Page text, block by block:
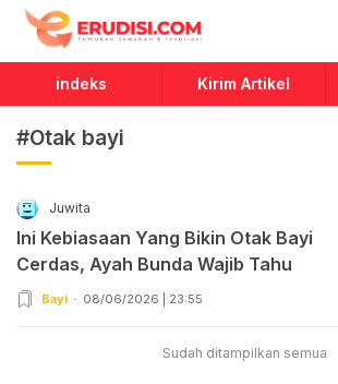
Erudisi
Temukan Jawaban dan Inspirasi
indeks Kirim Artikel
#Otak bayi
Juwita
Ini Kebiasaan Yang Bikin Otak Bayi
Cerdas, Ayah Bunda Wajib Tahu
Bayi 08/06/2026 | 23:55
Sudah ditampilkan semua